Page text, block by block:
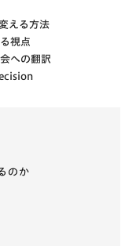
える方法
視点
への翻訳
のか